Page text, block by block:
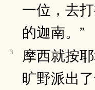
一位，去
的迦南。”
3
摩西就按
旷野派出